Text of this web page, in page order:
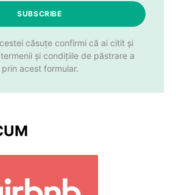
SUBSCRIBE
căsuțe confirmi că ai citit și
și condițiile de păstrare a
acest formular.